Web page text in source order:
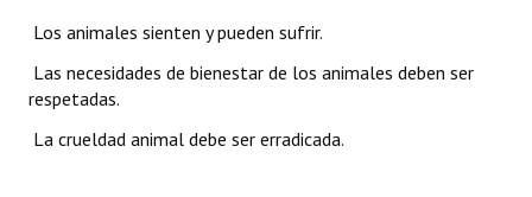
 Los animales sienten y pueden sufrir.
 Las necesidades de bienestar de los animales deben ser
respetadas.
 La crueldad animal debe ser erradicada.